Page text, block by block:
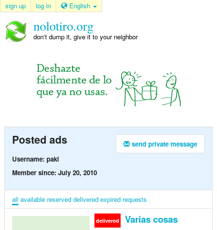
sign up log in English
nolotiro.org
don't dump it, give it to your neighbor
send private message
Posted ads
Username: paki
Member since: July 20, 2010
all available reserved delivered expired requests
delivered Varias cosas